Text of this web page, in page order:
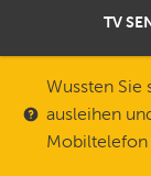
TV
Wussten Sie
ausleihen
Mobiltelefon